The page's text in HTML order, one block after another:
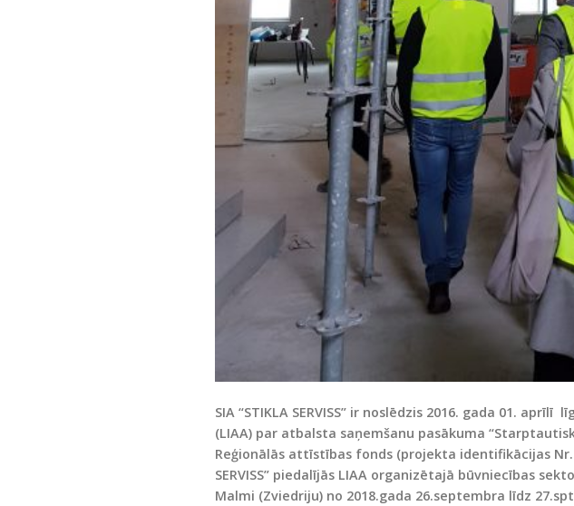
SIA “STIKLA SERVISS” ir noslēdzis 2016. gada 01.
(LIAA) par atbalsta saņemšanu pasākuma
Reģionālās attīstības fonds (projekta identifikācijas Nr.
SERVISS” piedalījās LIAA organizētajā būvniecības
Malmi (Zviedriju) no 2018.gada 26.septembra līdz